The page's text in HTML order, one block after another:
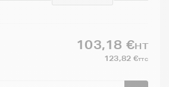
103,18 €HT
123,82 €TTC